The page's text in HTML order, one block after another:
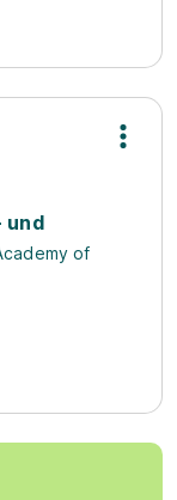
und
of